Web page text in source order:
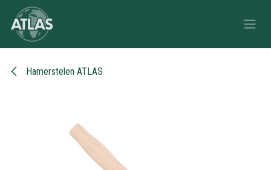
Overslaan naar inhoud
Hamerstelen ATLAS